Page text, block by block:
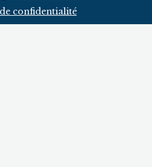
confidentialité